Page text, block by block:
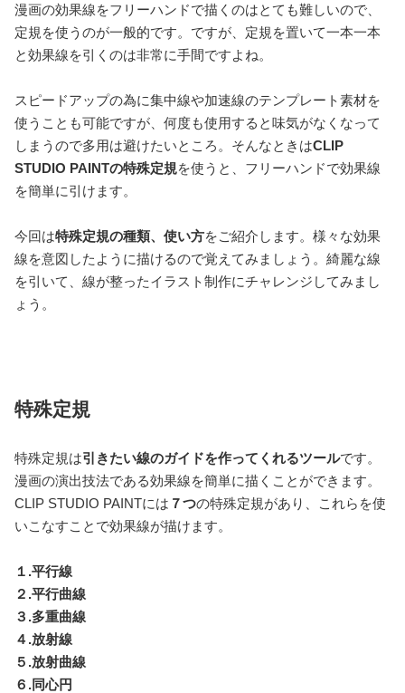
漫画の効果線をフリーハンドで描くのはとても難しいので、
定規を使うのが一般的です。ですが、定規を置いて一本一本
と効果線を引くのは非常に手間ですよね。
スピードアップの為に集中線や加速線のテンプレート素材を
使うことも可能ですが、何度も使用すると味気がなくなって
しまうので多用は避けたいところ。そんなときはCLIP
STUDIO PAINTの特殊定規を使うと、フリーハンドで効果線
を簡単に引けます。
今回は特殊定規の種類、使い方をご紹介します。様々な効果
線を意図したように描けるので覚えてみましょう。綺麗な線
を引いて、線が整ったイラスト制作にチャレンジしてみまし
ょう。
特殊定規
特殊定規は引きたい線のガイドを作ってくれるツールです。
漫画の演出技法である効果線を簡単に描くことができます。
CLIP STUDIO PAINTには ７つの特殊定規があり、これらを使
いこなすことで効果線が描けます。
１.平行線
２.平行曲線
３.多重曲線
４.放射線
５.放射曲線
６.同心円